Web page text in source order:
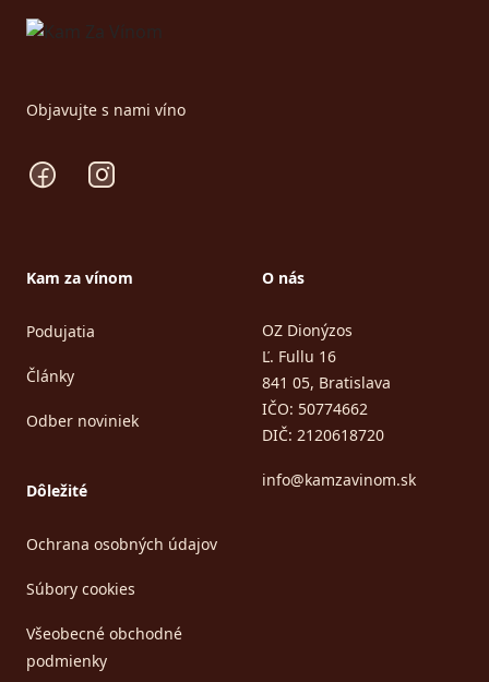
Objavujte s nami víno
FacebookInstagram
Kam za vínom
Podujatia
Články
Odber noviniek
Dôležité
Ochrana osobných údajov
Súbory cookies
Všeobecné obchodné
podmienky
O nás
OZ Dionýzos
Ľ. Fullu 16
841 05, Bratislava
IČO: 50774662
DIČ: 2120618720
info@kamzavinom.sk